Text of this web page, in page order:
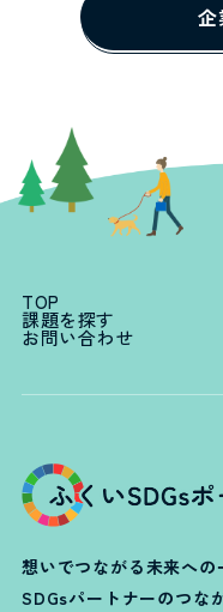
企
TOP
課題を探す
お問い合わせ
想いでつながる未来への
SDGsパートナーのつな